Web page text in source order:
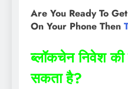
Are You Ready To
On Your Phone Then
ब्लॉकचेन निवेश
सकता है?